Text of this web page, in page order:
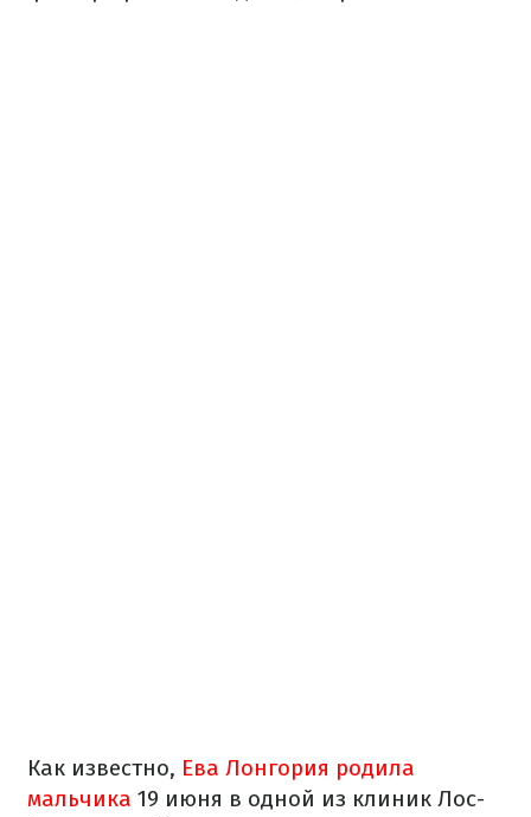
Как известно, Ева Лонгория родила
мальчика 19 июня в одной из клиник Лос-